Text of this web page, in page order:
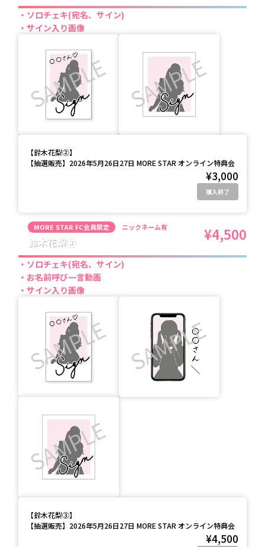
ソロチェキ(宛名、サイン)
サイン入り画像
【鈴木花梨②】
【抽選販売】2026年5月26日27日 MORE STAR オンライン特典会
¥3,000
購入終了
MORE STAR FC会員限定 ニックネーム有
鈴木花梨③ ¥4,500
ソロチェキ(宛名、サイン)
お名前呼び一言動画
サイン入り画像
【鈴木花梨③】
【抽選販売】2026年5月26日27日 MORE STAR オンライン特典会
¥4,500